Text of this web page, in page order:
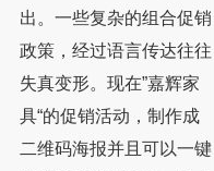
出。一些复杂的组合促销
政策，经过语言传达往往
失真变形。现在”嘉辉家
具“的促销活动，制作成
二维码海报并且可以一键